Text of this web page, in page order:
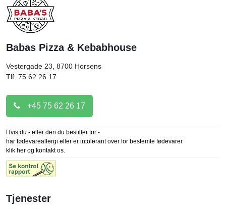
Babas Pizza & Kebabhouse
Vestergade 23, 8700 Horsens
Tlf: 75 62 26 17
+45 75 62 26 17
Hvis du - eller den du bestiller for -
har fødevareallergi eller er intolerant over for bestemte fødevarer
klik her og kontakt os.
Tjenester